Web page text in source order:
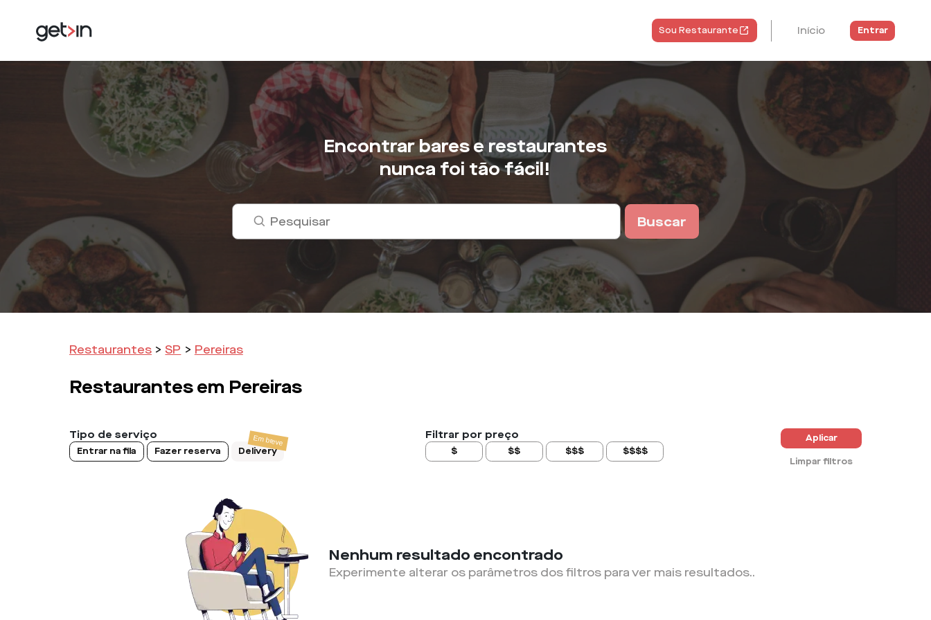
Sou Restaurante Início Entrar
Encontrar bares e restaurantes
nunca foi tão fácil!
Buscar
Restaurantes > SP > Pereiras
Restaurantes em Pereiras
Tipo de serviço
Entrar na fila Fazer reserva Delivery
Filtrar por preço
$ $$ $$$ $$$$
Aplicar
Limpar filtros
Nenhum resultado encontrado
Experimente alterar os parâmetros dos filtros para ver mais resultados..